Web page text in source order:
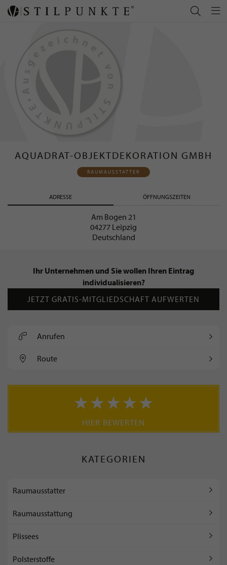
AQUADRAT-OBJEKTDEKORATION GMBH
RAUMAUSSTATTER
ADRESSE ÖFFNUNGSZEITEN
Am Bogen 21
04277 Leipzig
Deutschland
Ihr Unternehmen und Sie wollen Ihren Eintrag
individualisieren?
JETZT GRATIS-MITGLIEDSCHAFT AUFWERTEN
Anrufen
Route
HIER BEWERTEN
KATEGORIEN
Raumausstatter
Raumausstattung
Plissees
Polsterstoffe